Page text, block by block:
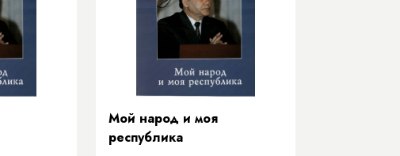
Мой народ и моя
республика